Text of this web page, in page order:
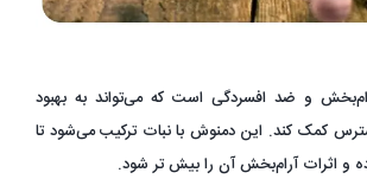
و ضد افسردگی است که می‌تواند به بهبود
کمک کند. این دمنوش با نبات ترکیب می‌شود تا
و اثرات آرام‌بخش آن را بیش تر شود.